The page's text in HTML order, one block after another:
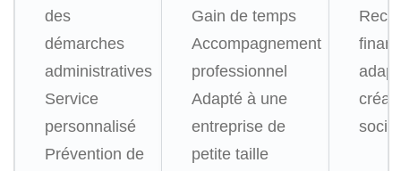
des
démarches
administratives
Service
personnalisé
Prévention de
Gain de temps
Accompagnement
professionnel
Adapté à une
entreprise de
petite taille